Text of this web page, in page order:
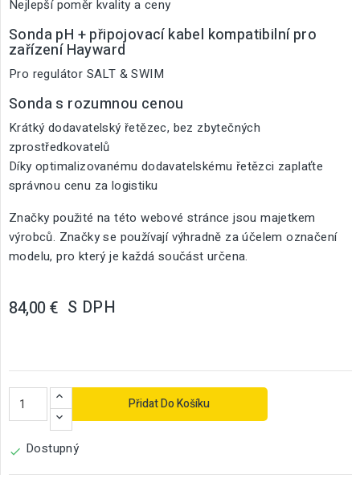
Nejlepší poměr kvality a ceny
Sonda pH + připojovací kabel kompatibilní pro
zařízení Hayward
Pro regulátor SALT & SWIM
Sonda s rozumnou cenou
Krátký dodavatelský řetězec, bez zbytečných
zprostředkovatelů
Díky optimalizovanému dodavatelskému řetězci zaplaťte
správnou cenu za logistiku
Značky použité na této webové stránce jsou majetkem
výrobců. Značky se používají výhradně za účelem označení
modelu, pro který je každá součást určena.
84,00 € S DPH
Přidat Do Košíku
 Dostupný